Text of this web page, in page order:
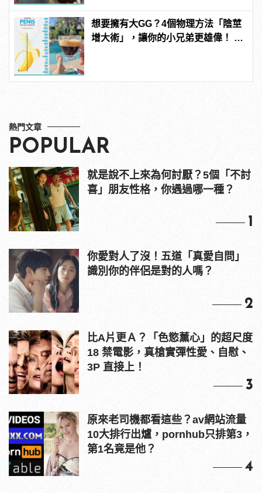
想要擁有大GG？4個物理方法「陰莖
增大術」，讓你的小兄弟更雄偉！ |
熱門文章
POPULAR
就是說不上來為何討厭？5個「不討
喜」朋友性格，你遇過哪一種？
1
你愛對人了沒！五道「真愛自問」
識別你的伴侶是對的人嗎？
2
比A片更Ａ？「色慾薰心」的超尺度
18 禁電影，真槍實彈性愛、自慰、
3P 直接上！
3
原來老司機都看這些？av網站流量
10大排行出爐，pornhub只排第3，
第1名竟是他？
4